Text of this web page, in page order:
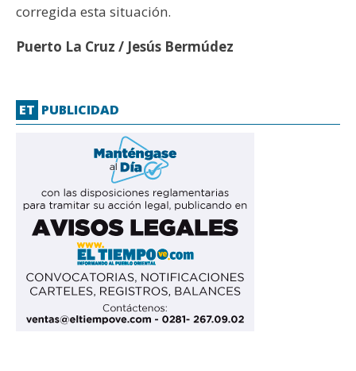
corregida esta situación.
Puerto La Cruz / Jesús Bermúdez
ET PUBLICIDAD